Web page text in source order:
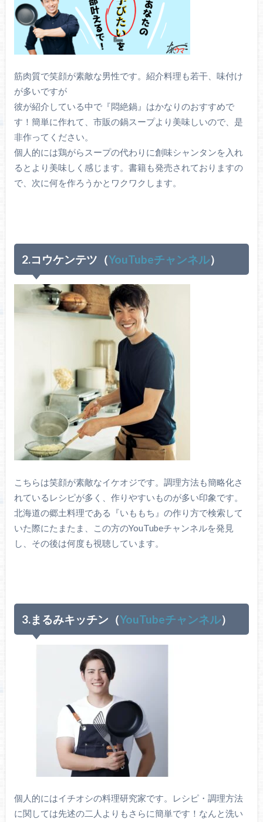
筋肉質で笑顔が素敵な男性です。紹介料理も若干、味付け
が多いですが
彼が紹介している中で『悶絶鍋』はかなりのおすすめで
す！簡単に作れて、市販の鍋スープより美味しいので、是
非作ってください。
個人的には鶏がらスープの代わりに創味シャンタンを入れ
るとより美味しく感じます。書籍も発売されておりますの
で、次に何を作ろうかとワクワクします。
2.コウケンテツ（YouTubeチャンネル）
こちらは笑顔が素敵なイケオジです。調理方法も簡略化さ
れているレシピが多く、作りやすいものが多い印象です。
北海道の郷土料理である『いももち』の作り方で検索して
いた際にたまたま、この方のYouTubeチャンネルを発見
し、その後は何度も視聴しています。
3.まるみキッチン（YouTubeチャンネル）
個人的にはイチオシの料理研究家です。レシピ・調理方法
に関しては先述の二人よりもさらに簡単です！なんと洗い